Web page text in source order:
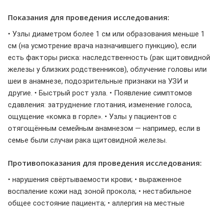
Показания для проведения исследования:
• Узлы диаметром более 1 см или образования меньше 1
см (на усмотрение врача назначившего пункцию), если
есть факторы риска: наследственность (рак щитовидной
железы у близких родственников), облучение головы или
шеи в анамнезе, подозрительные признаки на УЗИ и
другие. • Быстрый рост узла. • Появление симптомов
сдавления: затруднение глотания, изменение голоса,
ощущение «комка в горле». • Узлы у пациентов с
отягощённым семейным анамнезом — например, если в
семье были случаи рака щитовидной железы.
Противопоказания для проведения исследования:
• нарушения свёртываемости крови; • выраженное
воспаление кожи над зоной прокола; • нестабильное
общее состояние пациента; • аллергия на местные